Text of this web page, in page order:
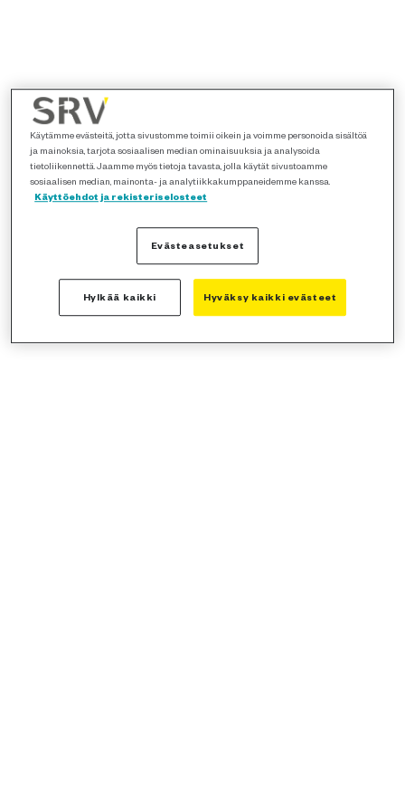
Käytämme evästeitä, jotta sivustomme toimii oikein ja voimme personoida sisältöä
ja mainoksia, tarjota sosiaalisen median ominaisuuksia ja analysoida
tietoliikennettä. Jaamme myös tietoja tavasta, jolla käytät sivustoamme
sosiaalisen median, mainonta- ja analytiikkakumppaneidemme kanssa.
Käyttöehdot ja rekisteriselosteet
Evästeasetukset
Hylkää kaikki Hyväksy kaikki evästeet